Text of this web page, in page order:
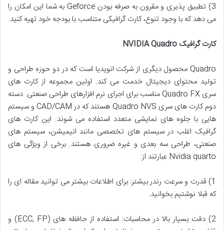
3) تطبیق پذیری و مقرون به صرفه بودن Geforce به شما این امکان را
می دهد که با وجود تنوع، کارت گرافیکی متناسب با بودجه خود تهیه کنید.
کارت گرافیک NVIDIA Quadro
Quadro محصول دیگری از شرکت انویدیا است که در دو حوزه طراحی و
تولید محتوای دیجیتال خدمت می کند. اولین مجموعه از کارت های
سری Quadro FX مناسب برای اجرای نرم افزارهای طراحی صنعتی. دسته
دوم کارت های سری Quadro NVS هستند که در CAD/CAM و سیستم
هایی با جلوه های نمایشی متعدد استفاده می شوند. این کارت های
گرافیک اغلب در سیستم های تخصصی مانند انیمیشن، سیستم های
صنعتی، طراحی سه بعدی و غیره ضروری هستند. برخی از ویژگی های
Nvidia quarto عبارتند از:
1) قدرت و سرعت رندر بیشتر: برای اطلاعات بیشتر می توانید مقاله ای را
که قبلا نوشتیم بخوانید.
2) دقت بسیار بالا در محاسبات: استفاده از حافظه های (ECC, FP) و